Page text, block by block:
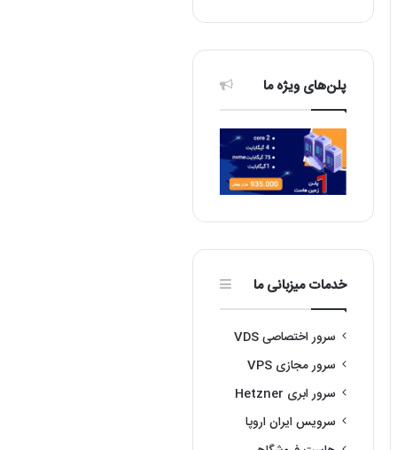
پلن‌های ویژه ما
خدمات میزبانی ما
سرور اختصاصی VDS
سرور مجازی VPS
سرور ابری Hetzner
سرویس ایران اروپا